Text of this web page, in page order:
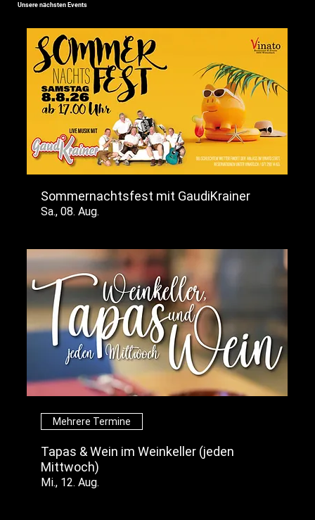
Unsere nächsten Events
Sommernachtsfest mit GaudiKrainer
Sa., 08. Aug.
Mehrere Termine
Tapas & Wein im Weinkeller (jeden
Mittwoch)
Mi., 12. Aug.